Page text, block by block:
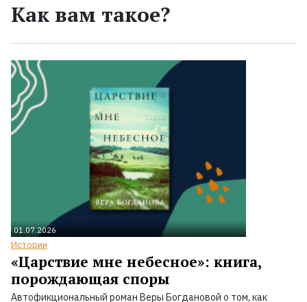
Как вам такое?
01.07.2026
Истории
«Царствие мне небесное»: книга,
порождающая споры
Автофикциональный роман Веры Богдановой о том, как